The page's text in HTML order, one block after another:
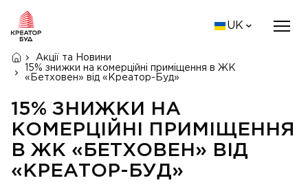
UK
Акції та Новини
15% знижки на комерційні приміщення в ЖК
«Бетховен» від «Креатор-Буд»
15% ЗНИЖКИ НА
КОМЕРЦІЙНІ ПРИМІЩЕННЯ
В ЖК «БЕТХОВЕН» ВІД
«КРЕАТОР-БУД»